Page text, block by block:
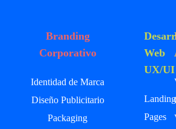
Branding
Corporativo
Identidad de Marca
Diseño Publicitario
Packaging
Web
UX/UI
Landing
Pages